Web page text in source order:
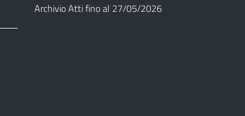
Archivio Atti fino al 27/05/2026